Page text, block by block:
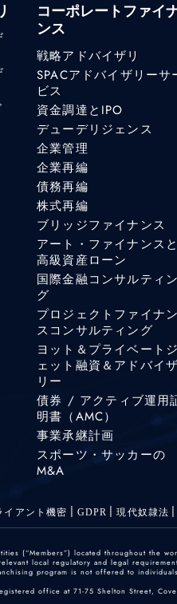
コーポレートファイ
ンス
戦略アドバイザリ
SPACアドバイザリーサ
ビス
資金調達とIPO
デューデリジェンス
企業管理
企業再編
債務再編
株式再編
ブリッジファイナンス
アート・ファイナンスと
高級資産ローン
国際金融コンサルティン
グ
プロジェクトファイナン
スコンサルティング
ヨット＆プライベートジ
ェット融資＆アドバイザ
リー
債券 / アクティブ運用
明書（AMC）
事業承継計画
スポーツ・サッカーの
M&A
イアント機密 GDPR 現代奴隷法
(“Members”) located throughout the
local regulatory and legal
program is not offered to
office at 71-75 Shelton Street,